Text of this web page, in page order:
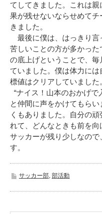
てしてきました。これは
果が残せないならせめて
きました。
最後に僕は、はっきり言
苦しいことの方が多かっ
の底上げということで、
ていました。僕は体力に
標値はクリアしていました
“ナイス！山本のおかげで
と仲間に声をかけてもら
くもありました。自分の
れて、どんなときも前を
サッカーが残り少しなの
す。
サッカー部 部活動